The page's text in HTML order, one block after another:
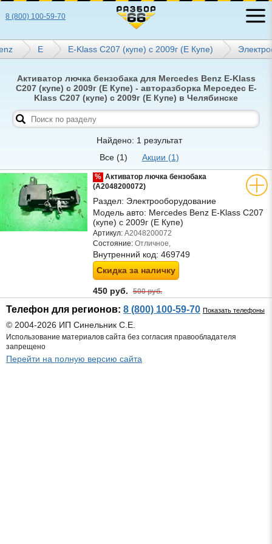
8 (800) 100-59-70
E E-Klass C207 (купе) с 2009г (Е Купе)
Активатор лючка бензобака для Mercedes Benz E-Klass
C207 (купе) с 2009г (Е Купе) - авторазборка Мерседес E-
Klass C207 (купе) с 2009г (Е Купе) в Челябинске
Найдено: 1 результат
Все (1) Акции (1)
% Активатор лючка бензобака
(A2048200072)
Раздел: Электрооборудование
Модель авто: Mercedes Benz E-Klass C207
(купе) с 2009г (Е Купе)
Артикул: A2048200072
Состояние: Отличное,
Внутренний код: 469749
Скидка за наличку
450 руб. 500 руб.
Телефон для регионов: 8 (800) 100-59-70 Показать телефоны
© 2004-2026 ИП Синельник С.Е.
Использование материалов сайта без согласия правообладателя
запрещено
Перейти на полную версию сайта